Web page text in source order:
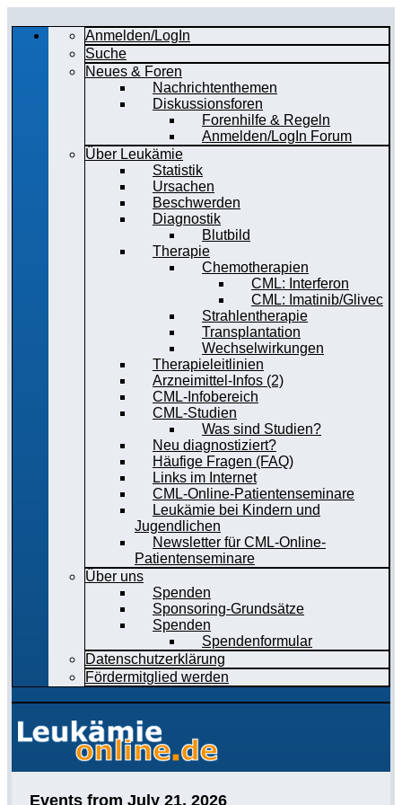
Anmelden/LogIn
Suche
Neues & Foren
Nachrichtenthemen
Diskussionsforen
Forenhilfe & Regeln
Anmelden/LogIn Forum
Über Leukämie
Statistik
Ursachen
Beschwerden
Diagnostik
Blutbild
Therapie
Chemotherapien
CML: Interferon
CML: Imatinib/Glivec
Strahlentherapie
Transplantation
Wechselwirkungen
Therapieleitlinien
Arzneimittel-Infos (2)
CML-Infobereich
CML-Studien
Was sind Studien?
Neu diagnostiziert?
Häufige Fragen (FAQ)
Links im Internet
CML-Online-Patientenseminare
Leukämie bei Kindern und
Jugendlichen
Newsletter für CML-Online-
Patientenseminare
Über uns
Spenden
Sponsoring-Grundsätze
Spenden
Spendenformular
Datenschutzerklärung
Fördermitglied werden
Events from July 21, 2026